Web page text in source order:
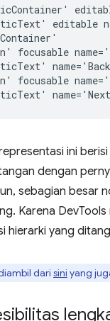
editable
focusable
focusable
ini
dengan
sebagian besar
Karena
hierarki yang
dari sini yang